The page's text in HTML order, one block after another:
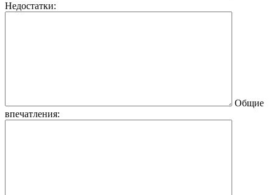
Недостатки:
Общие
впечатления: